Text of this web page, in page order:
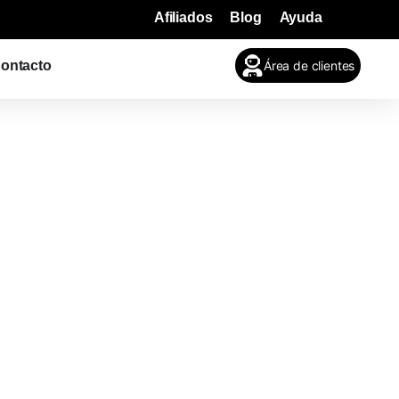
Afiliados Blog Ayuda
Área de clientes